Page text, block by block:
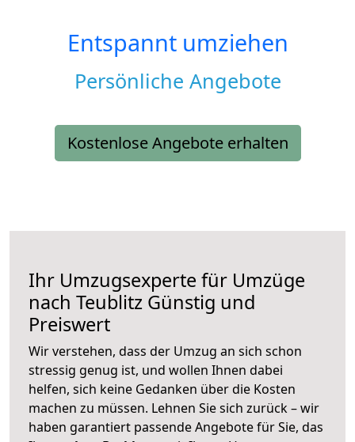
Entspannt umziehen
Persönliche Angebote
Kostenlose Angebote erhalten
Ihr Umzugsexperte für Umzüge
nach Teublitz Günstig und
Preiswert
Wir verstehen, dass der Umzug an sich schon
stressig genug ist, und wollen Ihnen dabei
helfen, sich keine Gedanken über die Kosten
machen zu müssen. Lehnen Sie sich zurück – wir
haben garantiert passende Angebote für Sie, das